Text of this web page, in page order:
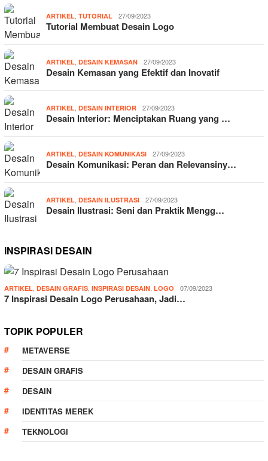
ARTIKEL, TUTORIAL 27/09/2023
Tutorial Membuat Desain Logo
ARTIKEL, DESAIN KEMASAN 27/09/2023
Desain Kemasan yang Efektif dan Inovatif
ARTIKEL, DESAIN INTERIOR 27/09/2023
Desain Interior: Menciptakan Ruang yang …
ARTIKEL, DESAIN KOMUNIKASI 27/09/2023
Desain Komunikasi: Peran dan Relevansiny…
ARTIKEL, DESAIN ILUSTRASI 27/09/2023
Desain Ilustrasi: Seni dan Praktik Mengg…
INSPIRASI DESAIN
ARTIKEL, DESAIN GRAFIS, INSPIRASI DESAIN, LOGO 07/09/2023
7 Inspirasi Desain Logo Perusahaan, Jadi…
TOPIK POPULER
METAVERSE
DESAIN GRAFIS
DESAIN
IDENTITAS MEREK
TEKNOLOGI